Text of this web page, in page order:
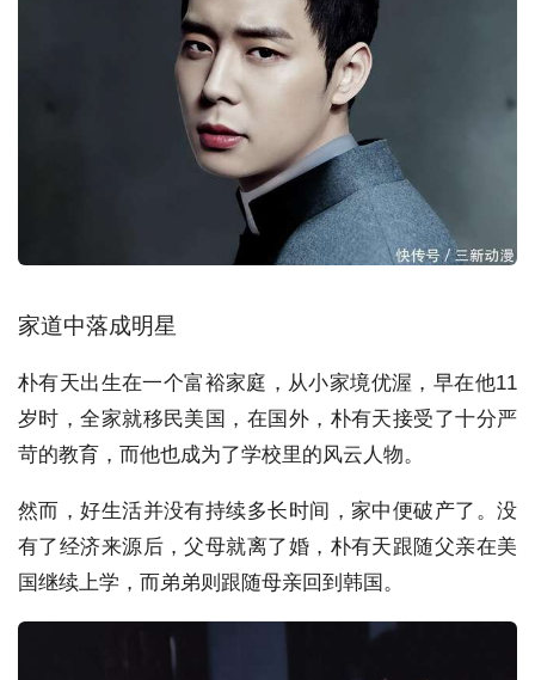
家道中落成明星
朴有天出生在一个富裕家庭，从小家境优渥，早在他11
岁时，全家就移民美国，在国外，朴有天接受了十分严
苛的教育，而他也成为了学校里的风云人物。
然而，好生活并没有持续多长时间，家中便破产了。没
有了经济来源后，父母就离了婚，朴有天跟随父亲在美
国继续上学，而弟弟则跟随母亲回到韩国。